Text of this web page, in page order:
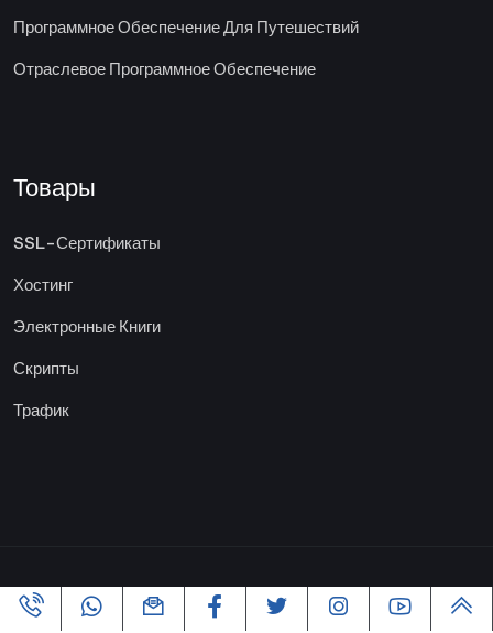
Программное Обеспечение Для Путешествий
Отраслевое Программное Обеспечение
Товары
SSL-Сертификаты
Хостинг
Электронные Книги
Скрипты
Трафик
Copyright ©2005-2026 Все права защищены | Powered By